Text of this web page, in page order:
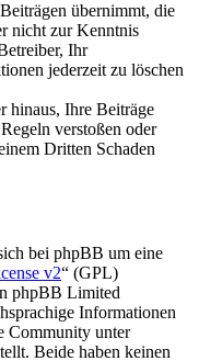
übernimmt, die
nicht zur Kenntnis
Ihr
jederzeit zu löschen
hinaus, Ihre Beiträge
verstoßen oder
Dritten Schaden
bei phpBB um eine
v2“ (GPL)
phpBB Limited
Informationen
Community unter
Beide haben keinen